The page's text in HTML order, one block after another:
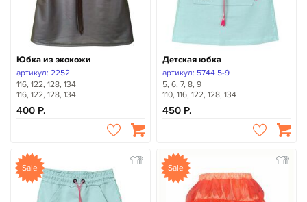
Юбка из экокожи
артикул: 2252
116, 122, 128, 134
116, 122, 128, 134
400
Детская юбка
артикул: 5744 5-9
5, 6, 7, 8, 9
110, 116, 122, 128, 134
450
Sale Sale